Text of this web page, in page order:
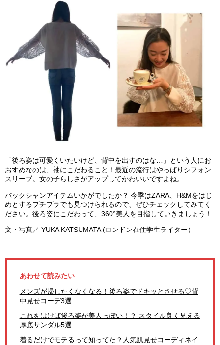
「後ろ姿は可愛くいたいけど、背中を出すのはな…」という人にお
おすめなのは、袖にこだわること！最近の流行はやっぱりシフォン
スリーブ。女の子らしさがアップしてかわいいですよね。
バックシャンアイテムいかがでしたか？ 今季はZARA、H&Mをはじ
めとするプチプラでも見つけられるので、ぜひチェックしてみてく
ださい。後ろ姿にこだわって、 360°美人を目指していきましょう！
文・写真／ YUKA KATSUMATA (ロンドン在住学生ライター）
あわせて読みたい
メンズが帰したくなくなる！後ろ姿でドキッとさせる♡背
中見せコーデ3選
これをはけば後ろ姿が美人っぽい！？ スタイル良く見える
厚底サンダル5選
着るだけでモテるって知ってた？人気肌見せコーディネイ